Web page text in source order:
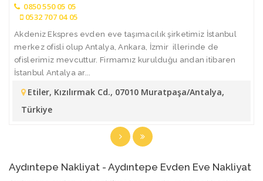
0850 550 05 05
0532 707 04 05
Akdeniz Ekspres evden eve taşımacılık şirketimiz İstanbul
merkez ofisli olup Antalya, Ankara, İzmir illerinde de
ofislerimiz mevcuttur. Firmamız kurulduğu andan itibaren
İstanbul Antalya ar...
Etiler, Kızılırmak Cd., 07010 Muratpaşa/Antalya,
Türkiye
Aydıntepe Nakliyat - Aydıntepe Evden Eve Nakliyat